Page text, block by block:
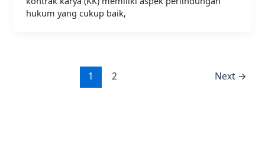
hukum yang cukup baik,
1 2 Next →